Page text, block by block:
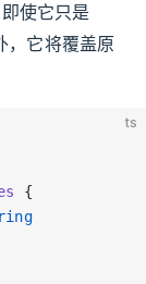
使它只是
，它将覆盖原
ts
{